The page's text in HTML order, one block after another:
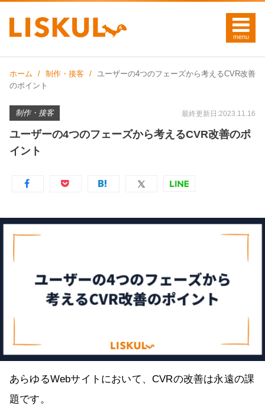
ホーム 制作・接客
ユーザーの4つのフェーズから考えるCVR改善
のポイント
制作・接客 最終更新日:2023.11.16
ユーザーの4つのフェーズから考えるCVR改善のポ
イント
あらゆるWebサイトにおいて、CVRの改善は永遠の課
題です。